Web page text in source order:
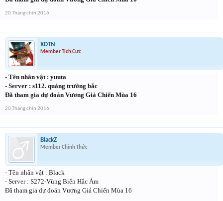
20 Tháng chín 2016
XDTN
Member Tích Cực
- Tên nhân vật : yuuta
- Server : s112. quảng trường bắc
Đã tham gia dự đoán Vương Giả Chiến Mùa 16
20 Tháng chín 2016
BlackZ
Member Chính Thức
- Tên nhân vật : Black
- Server : S272-Vùng Biển Hắc Ám
Đã tham gia dự đoán Vương Giả Chiến Mùa 16